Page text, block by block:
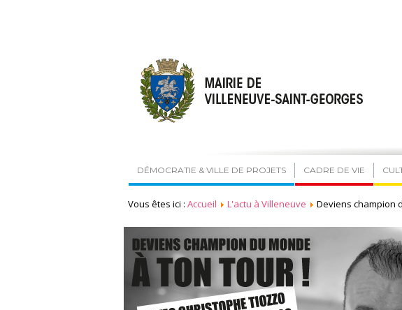
DÉMOCRATIE & VILLE DE PROJETS CADRE DE VIE
Vous êtes ici : Accueil L'actu à Villeneuve Deviens champion